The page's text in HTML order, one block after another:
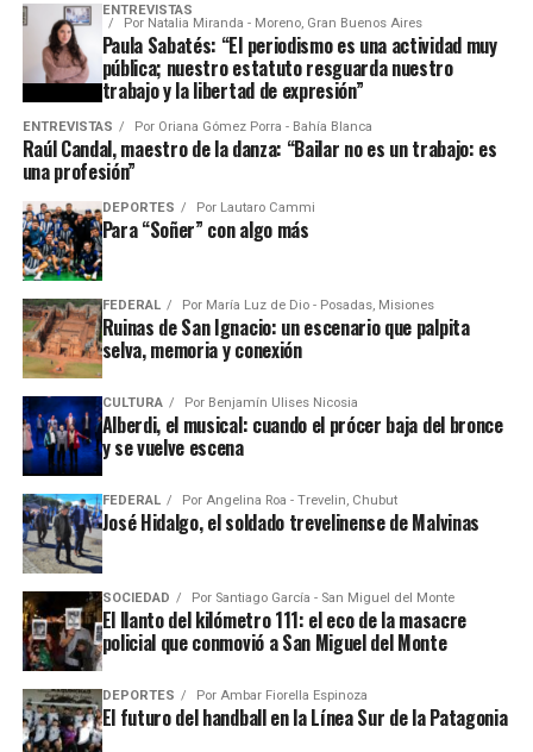
ENTREVISTAS
Por Natalia Miranda - Moreno, Gran Buenos Aires
Paula Sabatés: “El periodismo es una actividad muy
pública; nuestro estatuto resguarda nuestro
trabajo y la libertad de expresión”
ENTREVISTAS Por Oriana Gómez Porra - Bahía Blanca
Raúl Candal, maestro de la danza: “Bailar no es un trabajo: es
una profesión”
DEPORTES Por Lautaro Cammi
Para “Soñer” con algo más
FEDERAL Por María Luz de Dio - Posadas, Misiones
Ruinas de San Ignacio: un escenario que palpita
selva, memoria y conexión
CULTURA Por Benjamín Ulises Nicosia
Alberdi, el musical: cuando el prócer baja del bronce
y se vuelve escena
FEDERAL Por Angelina Roa - Trevelin, Chubut
José Hidalgo, el soldado trevelinense de Malvinas
SOCIEDAD Por Santiago García - San Miguel del Monte
El llanto del kilómetro 111: el eco de la masacre
policial que conmovió a San Miguel del Monte
DEPORTES Por Ambar Fiorella Espinoza
El futuro del handball en la Línea Sur de la Patagonia